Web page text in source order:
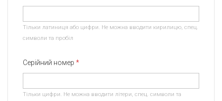
Тільки латиниця або цифри. Не можна вводити кирилицю, спец.
символи та пробіл
Серійний номер
Тільки цифри. Не можна вводити літери, спец. символи та